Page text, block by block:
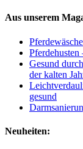
Aus unserem
Gesund
der kalten
gesund
Neuheiten: